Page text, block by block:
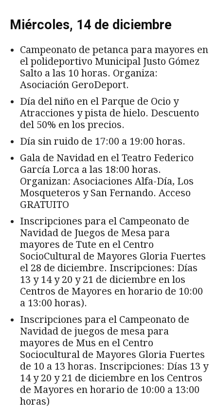
Miércoles, 14 de diciembre
Campeonato de petanca para mayores en
el polideportivo Municipal Justo Gómez
Salto a las 10 horas. Organiza:
Asociación GeroDeport.
Día del niño en el Parque de Ocio y
Atracciones y pista de hielo. Descuento
del 50% en los precios.
Día sin ruido de 17:00 a 19:00 horas.
Gala de Navidad en el Teatro Federico
García Lorca a las 18:00 horas.
Organizan: Asociaciones Alfa-Día, Los
Mosqueteros y San Fernando. Acceso
GRATUITO
Inscripciones para el Campeonato de
Navidad de Juegos de Mesa para
mayores de Tute en el Centro
SocioCultural de Mayores Gloria Fuertes
el 28 de diciembre. Inscripciones: Días
13 y 14 y 20 y 21 de diciembre en los
Centros de Mayores en horario de 10:00
a 13:00 horas).
Inscripciones para el Campeonato de
Navidad de juegos de mesa para
mayores de Mus en el Centro
Sociocultural de Mayores Gloria Fuertes
de 10 a 13 horas. Inscripciones: Días 13 y
14 y 20 y 21 de diciembre en los Centros
de Mayores en horario de 10:00 a 13:00
horas)